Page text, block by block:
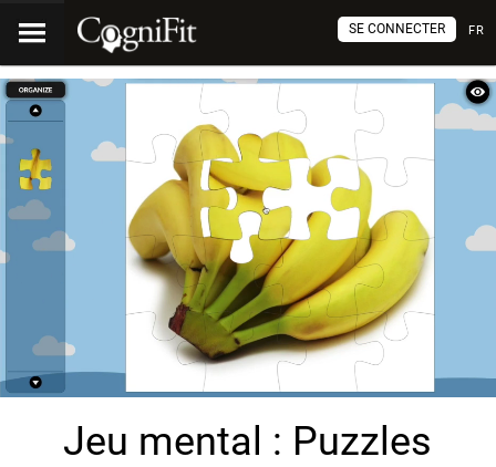
FR
SE CONNECTER
Jeu mental : Puzzles